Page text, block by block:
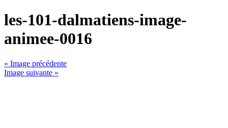
les-101-dalmatiens-image-
animee-0016
« Image précédente
Image suivante »